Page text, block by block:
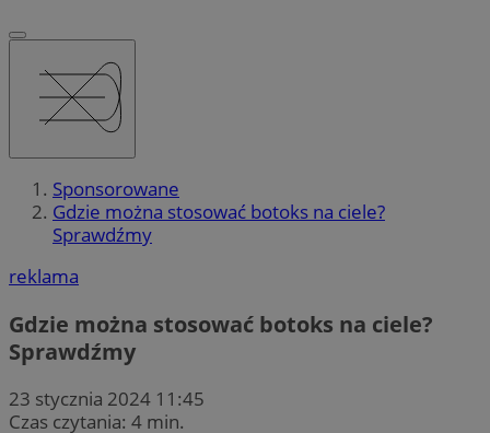
Sponsorowane
Gdzie można stosować botoks na ciele?
Sprawdźmy
reklama
Gdzie można stosować botoks na ciele?
Sprawdźmy
23 stycznia 2024 11:45
Czas czytania: 4 min.